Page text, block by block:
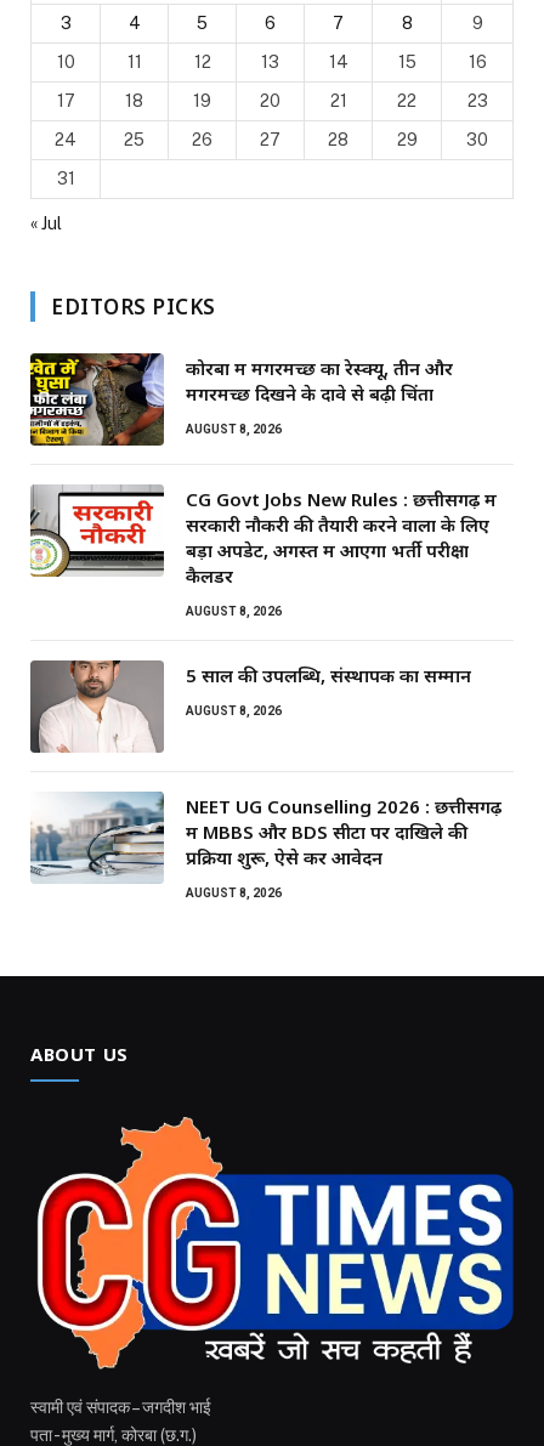
3
4 5 6 7 8
9
10
11 12 13 14 15
16
17
18 19 20 21 22
23
24
25 26 27 28 29
30
31
« Jul
EDITORS PICKS
कोरबा में मगरमच्छ का रेस्क्यू, तीन और
मगरमच्छ दिखने के दावे से बढ़ी चिंता
AUGUST 8, 2026
CG Govt Jobs New Rules : छत्तीसगढ़ में
सरकारी नौकरी की तैयारी करने वालों के लिए
बड़ा अपडेट, अगस्त में आएगा भर्ती परीक्षा
कैलेंडर
AUGUST 8, 2026
5 साल की उपलब्धि, संस्थापक का सम्मान
AUGUST 8, 2026
NEET UG Counselling 2026 : छत्तीसगढ़
में MBBS और BDS सीटों पर दाखिले की
प्रक्रिया शुरू, ऐसे करें आवेदन
AUGUST 8, 2026
ABOUT US
स्वामी एवं संपादक – जगदीश भाई
पता - मुख्य मार्ग, कोरबा (छ.ग.)